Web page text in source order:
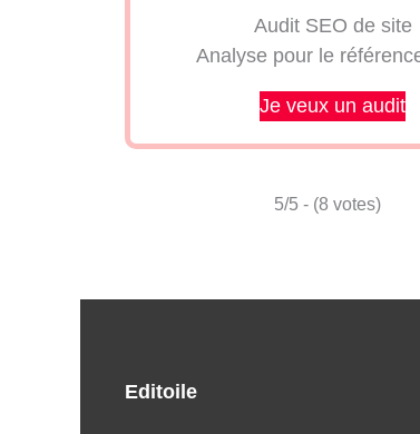
Audit SEO de site
Analyse pour le
Je veux un audit
5/5 - (8 votes)
Editoile